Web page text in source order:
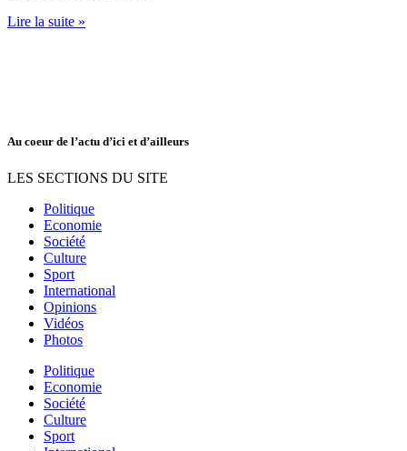
Lire la suite »
Au coeur de l’actu d’ici et d’ailleurs
LES SECTIONS DU SITE
Politique
Economie
Société
Culture
Sport
International
Opinions
Vidéos
Photos
Politique
Economie
Société
Culture
Sport